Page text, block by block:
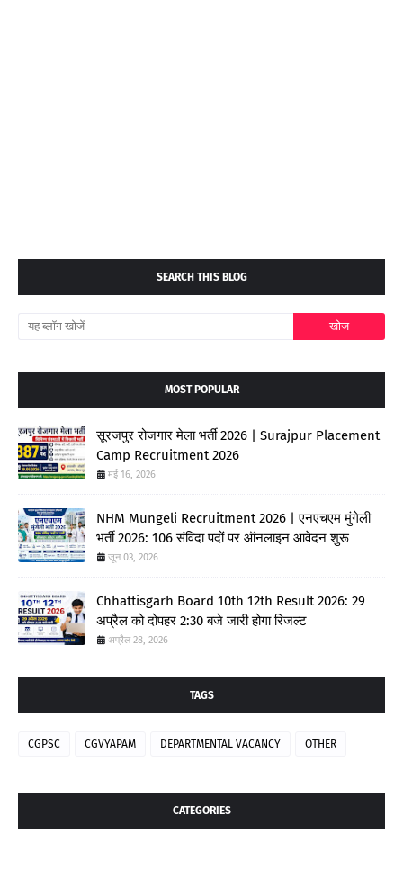
SEARCH THIS BLOG
MOST POPULAR
सूरजपुर रोजगार मेला भर्ती 2026 | Surajpur Placement
Camp Recruitment 2026
मई 16, 2026
NHM Mungeli Recruitment 2026 | एनएचएम मुंगेली
भर्ती 2026: 106 संविदा पदों पर ऑनलाइन आवेदन शुरू
जून 03, 2026
Chhattisgarh Board 10th 12th Result 2026: 29
अप्रैल को दोपहर 2:30 बजे जारी होगा रिजल्ट
अप्रैल 28, 2026
TAGS
CGPSC CGVYAPAM DEPARTMENTAL VACANCY OTHER
CATEGORIES